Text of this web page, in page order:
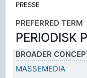
PRESSE
PREFERRED TERM
PERIODISK
BROADER
MASSEMEDIA